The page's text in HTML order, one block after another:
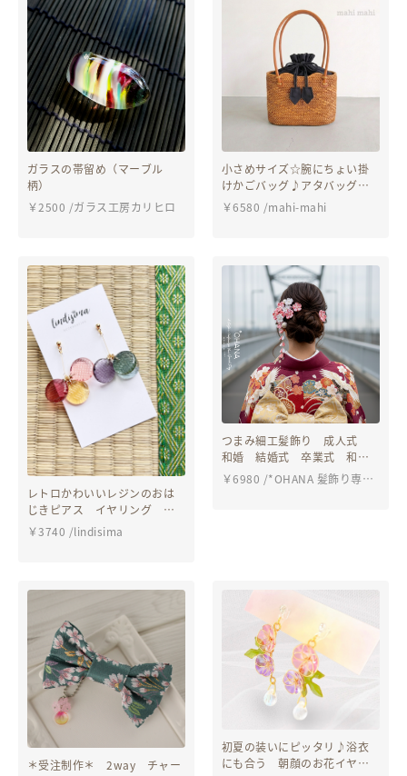
ガラスの帯留め（マーブル
柄）
￥2500 /ガラス工房カリヒロ
小さめサイズ☆腕にちょい掛
けかごバッグ♪アタバッグ
バリ島 ハンドバッグ ハン
ドメイド かごバック
￥6580 /mahi-mahi
レトロかわいいレジンのおは
じきピアス イヤリング く
すみカラフル ミニチュア
￥3740 /lindisima
つまみ細工髪飾り 成人式
和婚 結婚式 卒業式 和
装 振袖 袴 色打掛 ち
りめん髪飾り 前撮り 753
￥6980 /*OHANA 髪飾り専門
＊受注制作＊ 2way チャー
初夏の装いにピッタリ♪浴衣
にも合う 朝顔のお花イヤリ